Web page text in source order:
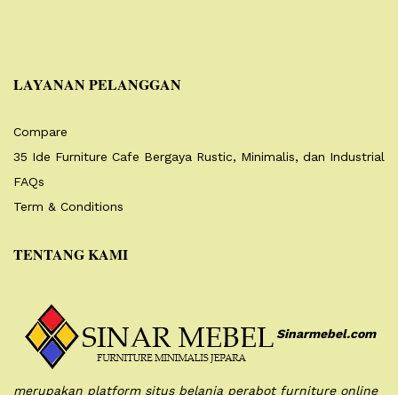
LAYANAN PELANGGAN
Compare
35 Ide Furniture Cafe Bergaya Rustic, Minimalis, dan Industrial
FAQs
Term & Conditions
TENTANG KAMI
Sinarmebel.com
merupakan platform situs belanja perabot furniture online